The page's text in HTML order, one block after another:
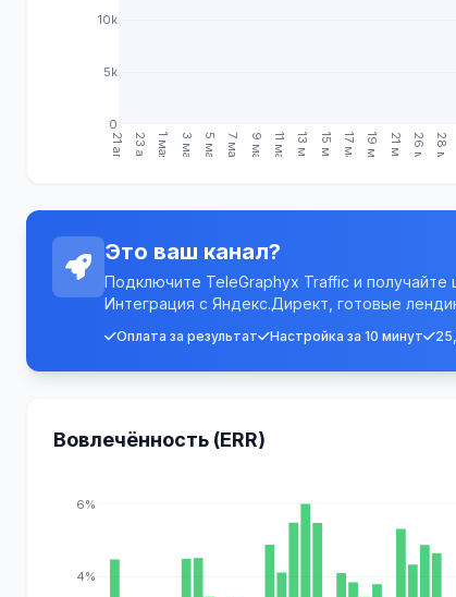
21 апр. 23 апр. 1 мая 3 мая 5 мая 7 мая 9 мая 11 мая 13 мая 15 мая 17 мая 19 мая 21 мая 26 мая 28 мая
0
5k
10k
Это ваш канал?
Подключите TeleGraphyx Traffic и получайте
Интеграция с Яндекс.Директ, готовые
Оплата за результат Настройка за 10 минут
Вовлечённость (ERR)
4%
6%